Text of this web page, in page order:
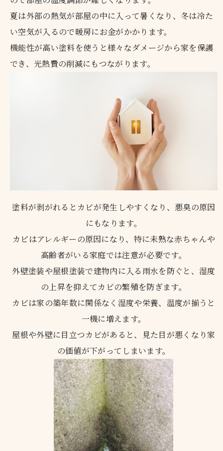
夏は外部の熱気が部屋の中に入って暑くなり、冬は冷た
い空気が入るので暖房にお金がかかります。
機能性が高い塗料を使うと様々なダメージから家を保護
でき、光熱費の削減にもつながります。
塗料が剥がれるとカビが発生しやすくなり、悪臭の原因
にもなります。
カビはアレルギーの原因になり、特に未熟な赤ちゃんや
高齢者がいる家庭では注意が必要です。
外壁塗装や屋根塗装で建物内に入る雨水を防ぐと、湿度
の上昇を抑えてカビの繁殖を防ぎます。
カビは家の築年数に関係なく湿度や栄養、温度が揃うと
一機に増えます。
屋根や外壁に目立つカビがあると、見た目が悪くなり家
の価値が下がってしまいます。